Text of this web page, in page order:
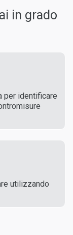
in grado
per identificare
utilizzando